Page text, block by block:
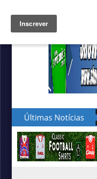
Últimas Notícias